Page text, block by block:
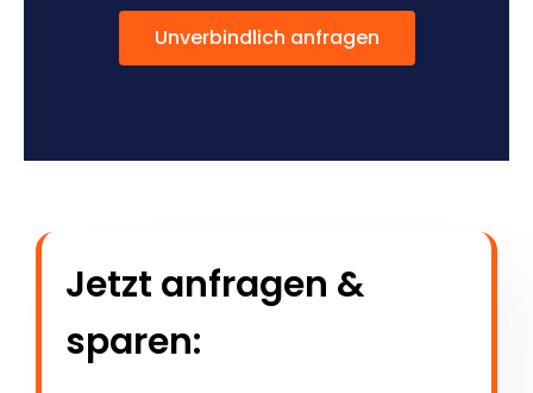
Unverbindlich anfragen
Jetzt anfragen &
sparen: